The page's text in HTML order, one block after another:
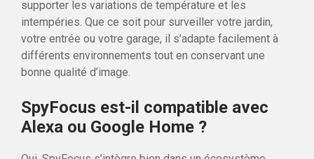
supporter les variations de température et les
intempéries. Que ce soit pour surveiller votre jardin,
votre entrée ou votre garage, il s’adapte facilement à
différents environnements tout en conservant une
bonne qualité d’image.
SpyFocus est-il compatible avec
Alexa ou Google Home ?